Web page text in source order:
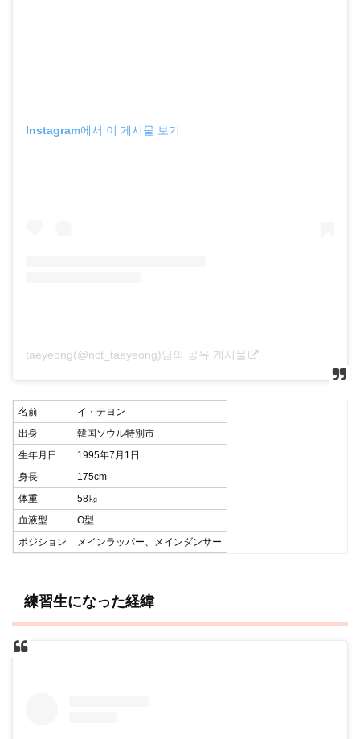
Instagram에서 이 게시물 보기
taeyeong(@nct_taeyeong)님의 공유 게시물
名前
イ・テヨン
出身
韓国ソウル特別市
生年月日
1995年7月1日
身長
175cm
体重
58㎏
血液型
O型
ポジション
メインラッパー、メインダンサー
練習生になった経緯